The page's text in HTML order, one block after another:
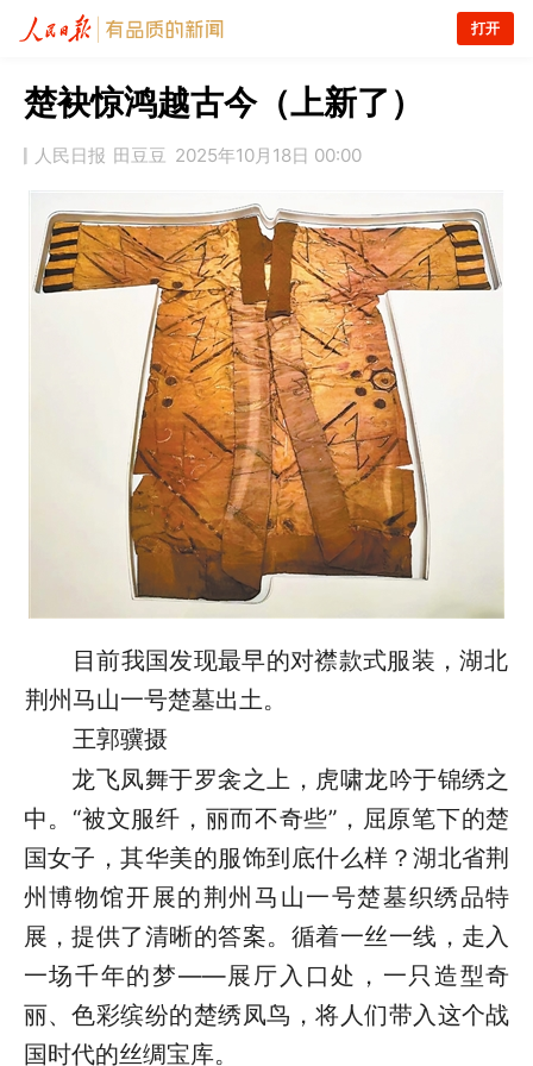
打开
楚袂惊鸿越古今（上新了）
人民日报 田豆豆 2025年10月18日 00:00
目前我国发现最早的对襟款式服装，湖北
荆州马山一号楚墓出土。
王郭骥摄
龙飞凤舞于罗衾之上，虎啸龙吟于锦绣之
中。“被文服纤，丽而不奇些”，屈原笔下的楚
国女子，其华美的服饰到底什么样？湖北省荆
州博物馆开展的荆州马山一号楚墓织绣品特
展，提供了清晰的答案。循着一丝一线，走入
一场千年的梦——展厅入口处，一只造型奇
丽、色彩缤纷的楚绣凤鸟，将人们带入这个战
国时代的丝绸宝库。